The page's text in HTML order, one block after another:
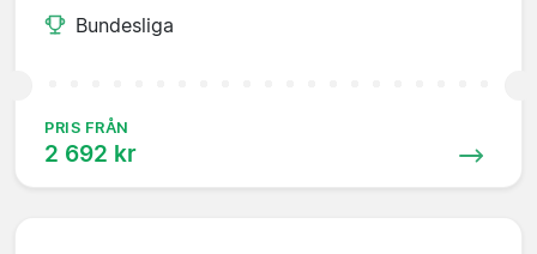
Bundesliga
PRIS FRÅN
2 692 kr